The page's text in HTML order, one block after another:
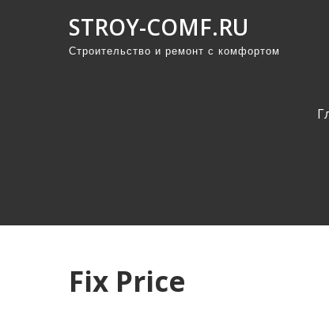
STROY-COMF.RU
Строительство и ремонт с комфортом
Fix Price